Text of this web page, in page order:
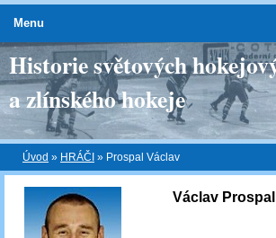
Historie světových
a zlínského hokeje
Úvod » HRÁČI » Prospal Václav
Václav Prospal
Menu